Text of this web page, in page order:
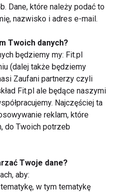
potas i selen, co
i koncentrację uwagi.
antynowotworowe i
to przede wszystkim
takich produktów
i co za tym idzie
zdrowa przekąska
niż napoje
słodycze. Orzechy i
świetnym
dostaw do biur lub
Dane, które należy podać to
nazwisko i adres e-mail.
Twoich danych?
będziemy my: Fit.pl
(dalej także będziemy
Zaufani partnerzy czyli
Fit.pl ale będące naszymi
Najczęściej ta
reklam, które
do Twoich potrzeb
Twoje dane?
aby:
w tym tematykę